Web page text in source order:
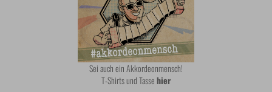
Sei auch ein Akkordeonmensch!
T-Shirts und Tassehier